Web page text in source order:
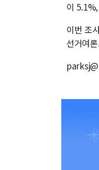
이
이번 조
선거여